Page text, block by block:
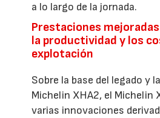
a lo largo de la jornada.
Prestaciones
la productividad y los
explotación
Sobre la base del legado y
Michelin XHA2, el Michelin
varias innovaciones